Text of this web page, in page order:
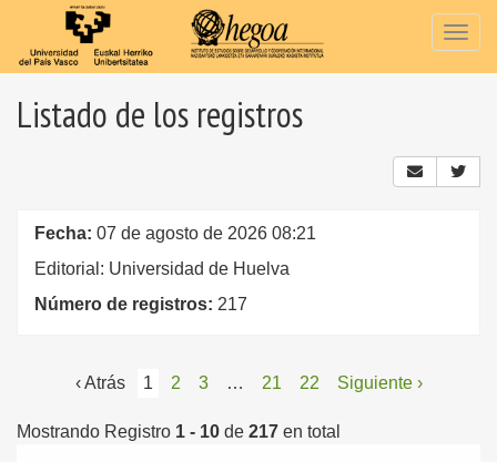
Listado de los registros
Fecha: 07 de agosto de 2026 08:21
Editorial: Universidad de Huelva
Número de registros: 217
‹ Atrás 1 2 3 … 21 22 Siguiente ›
Mostrando Registro 1 - 10 de 217 en total